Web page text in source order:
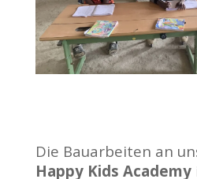
Die Bauarbeiten an
Happy Kids Academy